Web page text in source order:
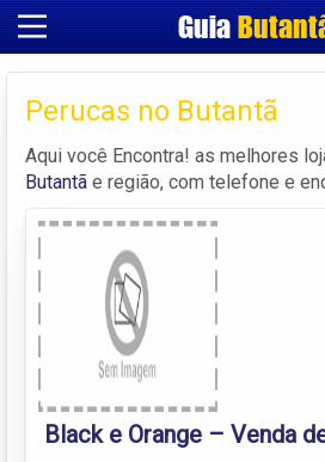
Guia
Fazer login
Criar conta
Perucas no Butantã
Aqui você Encontra! as melhores
Butantã e região, com telefone e
Black e Orange – Venda